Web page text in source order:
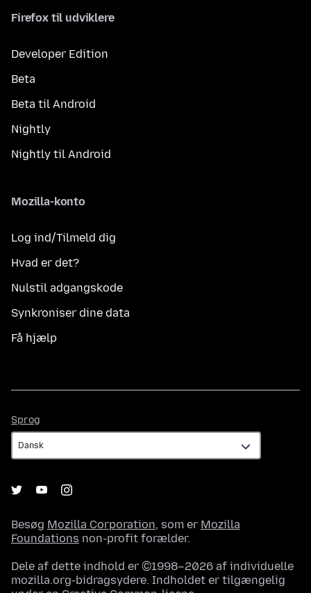
Firefox til udviklere
Developer Edition
Beta
Beta til Android
Nightly
Nightly til Android
Mozilla-konto
Log ind/Tilmeld dig
Hvad er det?
Nulstil adgangskode
Synkroniser dine data
Få hjælp
Sprog
Besøg Mozilla Corporation, som er Mozilla
Foundations non-profit forælder.
Dele af dette indhold er ©1998–2026 af individuelle
mozilla.org-bidragsydere. Indholdet er tilgængelig